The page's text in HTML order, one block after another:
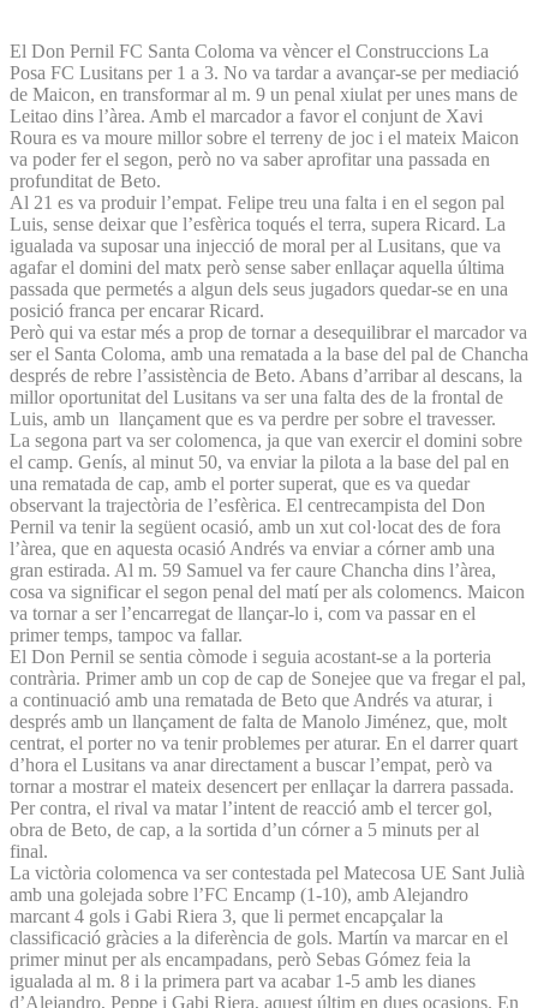
El Don Pernil FC Santa Coloma va vèncer el Construccions La
Posa FC Lusitans per 1 a 3. No va tardar a avançar-se per mediació
de Maicon, en transformar al m. 9 un penal xiulat per unes mans de
Leitao dins l’àrea. Amb el marcador a favor el conjunt de Xavi
Roura es va moure millor sobre el terreny de joc i el mateix Maicon
va poder fer el segon, però no va saber aprofitar una passada en
profunditat de Beto.
Al 21 es va produir l’empat. Felipe treu una falta i en el segon pal
Luis, sense deixar que l’esfèrica toqués el terra, supera Ricard. La
igualada va suposar una injecció de moral per al Lusitans, que va
agafar el domini del matx però sense saber enllaçar aquella última
passada que permetés a algun dels seus jugadors quedar-se en una
posició franca per encarar Ricard.
Però qui va estar més a prop de tornar a desequilibrar el marcador va
ser el Santa Coloma, amb una rematada a la base del pal de Chancha
després de rebre l’assistència de Beto. Abans d’arribar al descans, la
millor oportunitat del Lusitans va ser una falta des de la frontal de
Luis, amb un llançament que es va perdre per sobre el travesser.
La segona part va ser colomenca, ja que van exercir el domini sobre
el camp. Genís, al minut 50, va enviar la pilota a la base del pal en
una rematada de cap, amb el porter superat, que es va quedar
observant la trajectòria de l’esfèrica. El centrecampista del Don
Pernil va tenir la següent ocasió, amb un xut col·locat des de fora
l’àrea, que en aquesta ocasió Andrés va enviar a córner amb una
gran estirada. Al m. 59 Samuel va fer caure Chancha dins l’àrea,
cosa va significar el segon penal del matí per als colomencs. Maicon
va tornar a ser l’encarregat de llançar-lo i, com va passar en el
primer temps, tampoc va fallar.
El Don Pernil se sentia còmode i seguia acostant-se a la porteria
contrària. Primer amb un cop de cap de Sonejee que va fregar el pal,
a continuació amb una rematada de Beto que Andrés va aturar, i
després amb un llançament de falta de Manolo Jiménez, que, molt
centrat, el porter no va tenir problemes per aturar. En el darrer quart
d’hora el Lusitans va anar directament a buscar l’empat, però va
tornar a mostrar el mateix desencert per enllaçar la darrera passada.
Per contra, el rival va matar l’intent de reacció amb el tercer gol,
obra de Beto, de cap, a la sortida d’un córner a 5 minuts per al
final.
La victòria colomenca va ser contestada pel Matecosa UE Sant Julià
amb una golejada sobre l’FC Encamp (1-10), amb Alejandro
marcant 4 gols i Gabi Riera 3, que li permet encapçalar la
classificació gràcies a la diferència de gols. Martín va marcar en el
primer minut per als encampadans, però Sebas Gómez feia la
igualada al m. 8 i la primera part va acabar 1-5 amb les dianes
d’Alejandro, Peppe i Gabi Riera, aquest últim en dues ocasions. En